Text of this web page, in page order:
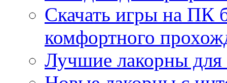
Скачать игры на ПК
комфортного
Лучшие лакорны для